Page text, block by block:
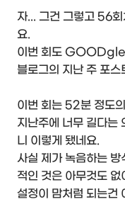
자... 그건 그렇고 56
요.
이번 회도 GOODgle
블로그의 지난 주 포
이번 회는 52분 정도
지난주에 너무 길다는
니 이렇게 됐네요.
사실 제가 녹음하는
적인 것은 아무것도
설정이 맘처럼 되는건